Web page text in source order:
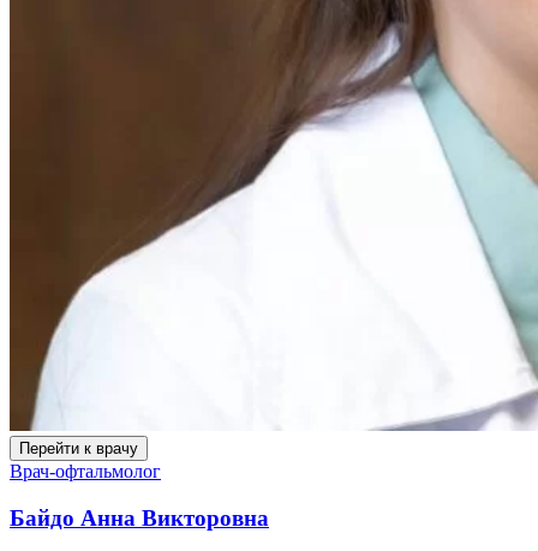
Перейти к врачу
Врач-офтальмолог
Байдо Анна Викторовна